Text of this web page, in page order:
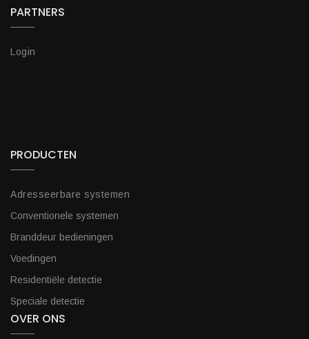
PARTNERS
Login
PRODUCTEN
Adresseerbare systemen
Conventionele systemen
Branddeur bedieningen
Voedingen
Residentiële detectie
Speciale detectie
OVER ONS